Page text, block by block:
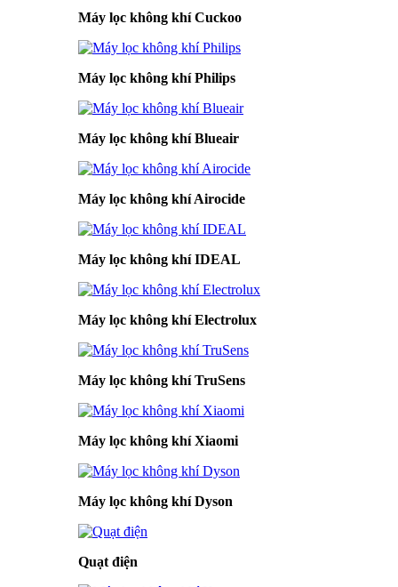
Máy lọc không khí Cuckoo
Máy lọc không khí Philips
Máy lọc không khí Blueair
Máy lọc không khí Airocide
Máy lọc không khí IDEAL
Máy lọc không khí Electrolux
Máy lọc không khí TruSens
Máy lọc không khí Xiaomi
Máy lọc không khí Dyson
Quạt điện